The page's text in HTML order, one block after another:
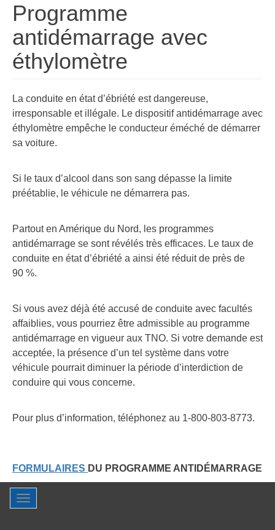
Programme
antidémarrage avec
éthylomètre
La conduite en état d’ébriété est dangereuse,
irresponsable et illégale. Le dispositif antidémarrage avec
éthylomètre empêche le conducteur éméché de démarrer
sa voiture.
Si le taux d’alcool dans son sang dépasse la limite
préétablie, le véhicule ne démarrera pas.
Partout en Amérique du Nord, les programmes
antidémarrage se sont révélés très efficaces. Le taux de
conduite en état d’ébriété a ainsi été réduit de près de
90 %.
Si vous avez déjà été accusé de conduite avec facultés
affaiblies, vous pourriez être admissible au programme
antidémarrage en vigueur aux TNO. Si votre demande est
acceptée, la présence d’un tel système dans votre
véhicule pourrait diminuer la période d’interdiction de
conduire qui vous concerne.
Pour plus d’information, téléphonez au 1-800-803-8773.
FORMULAIRES DU PROGRAMME ANTIDÉMARRAGE
Toggle